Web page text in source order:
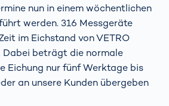
nun in einem wöchentlichen
werden. 316 Messgeräte
im Eichstand von VETRO
beträgt die normale
Eichung nur fünf Werktage bis
an unsere Kunden übergeben